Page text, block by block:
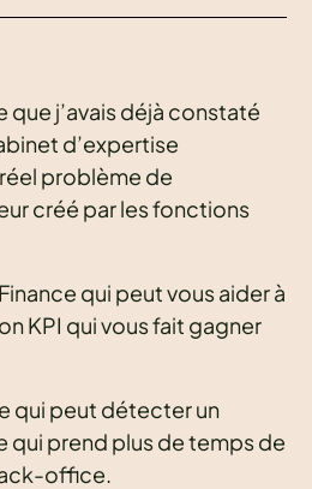
que j’avais déjà constaté
d’expertise
problème de
créé par les fonctions
qui peut vous aider à
KPI qui vous fait gagner
qui peut détecter un
qui prend plus de temps de
office.